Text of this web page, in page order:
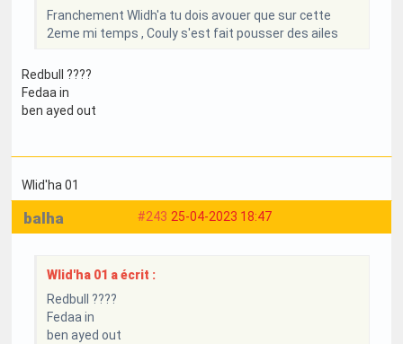
Franchement Wlidh'a tu dois avouer que sur cette
2eme mi temps , Couly s'est fait pousser des ailes
Redbull ????
Fedaa in
ben ayed out
Wlid'ha 01
#243 25-04-2023 18:47
balha
Wlid'ha 01 a écrit :
Redbull ????
Fedaa in
ben ayed out